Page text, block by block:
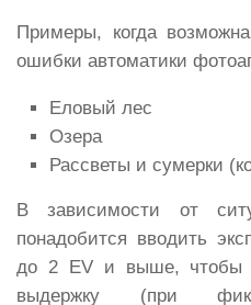
Примеры, когда
ошибки автоматики
Еловый лес
Озера
Рассветы и сумерки
В зависимости от
понадобится вводить
до 2 EV и выше, чтобы
выдержку (при